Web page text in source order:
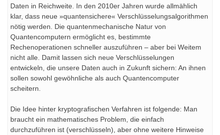
Daten in Reichweite. In den 2010er Jahren wurde allmählich
klar, dass neue »quantensichere« Verschlüsselungsalgorithmen
nötig werden. Die quantenmechanische Natur von
Quantencomputern ermöglicht es, bestimmte
Rechenoperationen schneller auszuführen – aber bei Weitem
nicht alle. Damit lassen sich neue Verschlüsselungen
entwickeln, die unsere Daten auch in Zukunft sichern: An ihnen
sollen sowohl gewöhnliche als auch Quantencomputer
scheitern.
Die Idee hinter kryptografischen Verfahren ist folgende: Man
braucht ein mathematisches Problem, die einfach
durchzuführen ist (verschlüsseln), aber ohne weitere Hinweise